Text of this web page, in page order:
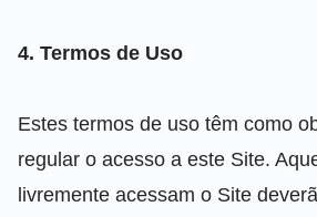
4. Termos de Uso
Estes termos de uso têm como
regular o acesso a este Site.
livremente acessam o Site